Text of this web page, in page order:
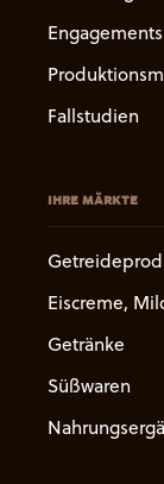
Engagements
Fallstudien
IHRE MÄRKTE
Eiscreme,
Getränke
Süßwaren